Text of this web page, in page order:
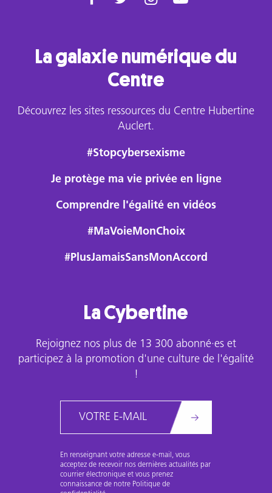
La galaxie numérique du
Centre
Découvrez les sites ressources du Centre Hubertine
Auclert.
#Stopcybersexisme
Je protège ma vie privée en ligne
Comprendre l'égalité en vidéos
#MaVoieMonChoix
#PlusJamaisSansMonAccord
La Cybertine
Rejoignez nos plus de 13 300 abonné·es et
participez à la promotion d'une culture de l'égalité
!
En renseignant votre adresse e-mail, vous
acceptez de recevoir nos dernières actualités par
courrier électronique et vous prenez
connaissance de notre Politique de